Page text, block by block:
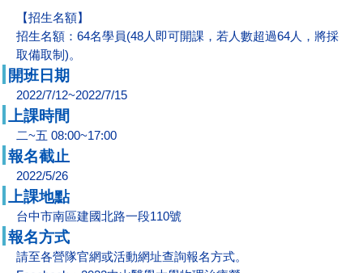
【招生名額】
招生名額：64名學員(48人即可開課，若人數超過64人 ，將採
取備取制)。
開班日期
2022/7/12~2022/7/15
上課時間
二~五 08:00~17:00
報名截止
2022/5/26
上課地點
台中市南區建國北路一段110號
報名方式
請至各營隊官網或活動網址查詢報名方式。